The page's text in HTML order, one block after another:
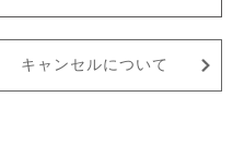
キャンセルについて